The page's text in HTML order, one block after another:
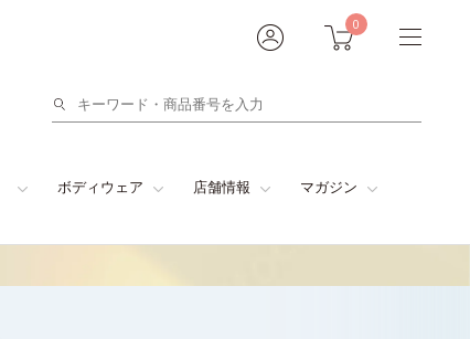
0
検
ボディウェア 店舗情報 マガジン